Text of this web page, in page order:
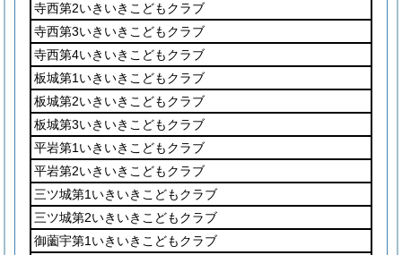
寺西第2いきいきこどもクラブ
寺西第3いきいきこどもクラブ
寺西第4いきいきこどもクラブ
板城第1いきいきこどもクラブ
板城第2いきいきこどもクラブ
板城第3いきいきこどもクラブ
平岩第1いきいきこどもクラブ
平岩第2いきいきこどもクラブ
三ツ城第1いきいきこどもクラブ
三ツ城第2いきいきこどもクラブ
御薗宇第1いきいきこどもクラブ